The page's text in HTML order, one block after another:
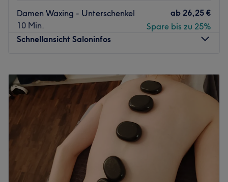
Damen Waxing - Unterschenkel
10 Min.
ab 26,25 €
Spare bis zu 25%
Schnellansicht Saloninfos
Dienstag
09:00 –20:00
Mittwoch
09:00
Donnerstag
09:00
Geschlossen
Schluss mit lästigen Härchen! In der Lange Reihe in St.
Georg befindet sich das Haarentfernungsstudio